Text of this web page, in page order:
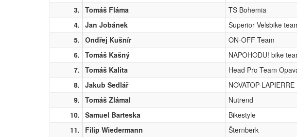
3. Tomáš Fláma TS Bohemia
4. Jan Jobánek Superior Velsbike
5. Ondřej Kušnír ON-OFF Team
6. Tomáš Kašný NAPOHODU! bike
7. Tomáš Kalita Head Pro Team
8. Jakub Sedlář NOVATOP-LAPIERRE
9. Tomáš Zlámal Nutrend
10. Samuel Barteska Bikestyle
11.
Filip Wiedermann Šternberk